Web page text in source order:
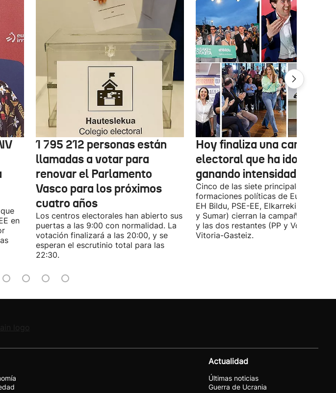
en
1 795 212 personas están
llamadas a votar para
renovar el Parlamento
Vasco para los próximos
cuatro años
Los centros electorales han abierto sus
puertas a las 9:00 con normalidad. La
votación finalizará a las 20:00, y se
esperan el escrutinio total para las
22:30.
Hoy finaliza una campaña
electoral que ha ido
ganando intensidad
Cinco de las siete principales
formaciones políticas de Euskadi
EH Bildu, PSE-EE, Elkarrekin
y Sumar) cierran la campaña en
y las dos restantes (PP y Vox) en
Vitoria-Gasteiz.
Actualidad
Últimas noticias
Guerra de Ucrania